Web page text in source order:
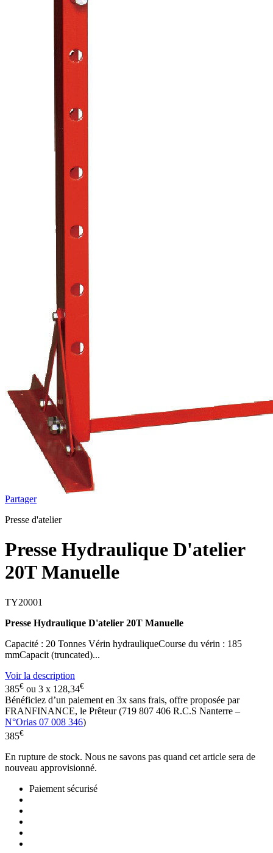
Partager
Presse d'atelier
Presse Hydraulique D'atelier
20T Manuelle
TY20001
Presse Hydraulique D'atelier 20T Manuelle
Capacité : 20 Tonnes Vérin hydrauliqueCourse du vérin : 185
mmCapacit (truncated)...
Voir la description
385€ ou 3 x 128,34€
Bénéficiez d’un paiement en 3x sans frais, offre proposée par
FRANFINANCE, le Prêteur (719 807 406 R.C.S Nanterre –
N°Orias 07 008 346)
385€
En rupture de stock. Nous ne savons pas quand cet article sera de
nouveau approvisionné.
Paiement sécurisé